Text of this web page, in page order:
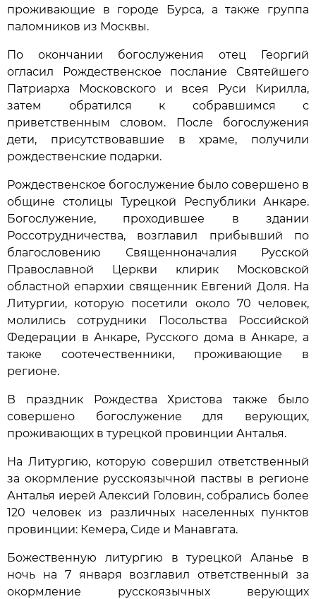
проживающие в городе Бурса, а также группа
паломников из Москвы.
По окончании богослужения отец Георгий
огласил Рождественское послание Святейшего
Патриарха Московского и всея Руси Кирилла,
затем обратился к собравшимся с
приветственным словом. После богослужения
дети, присутствовавшие в храме, получили
рождественские подарки.
Рождественское богослужение было совершено в
общине столицы Турецкой Республики Анкаре.
Богослужение, проходившее в здании
Россотрудничества, возглавил прибывший по
благословению Священноначалия Русской
Православной Церкви клирик Московской
областной епархии священник Евгений Доля. На
Литургии, которую посетили около 70 человек,
молились сотрудники Посольства Российской
Федерации в Анкаре, Русского дома в Анкаре, а
также соотечественники, проживающие в
регионе.
В праздник Рождества Христова также было
совершено богослужение для верующих,
проживающих в турецкой провинции Анталья.
На Литургию, которую совершил ответственный
за окормление русскоязычной паствы в регионе
Анталья иерей Алексий Головин, собрались более
120 человек из различных населенных пунктов
провинции: Кемера, Сиде и Манавгата.
Божественную литургию в турецкой Аланье в
ночь на 7 января возглавил ответственный за
окормление русскоязычных верующих